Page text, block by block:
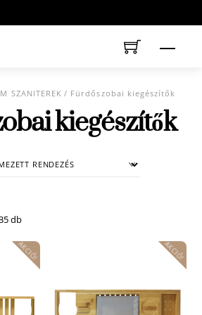
Menu
SZANITEREK / Fürdőszobai kiegészítők
kiegészítők
db
AKCIÓ! AKCIÓ!